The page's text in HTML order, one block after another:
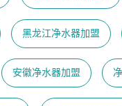
黑龙江净水器加盟
安徽净水器加盟